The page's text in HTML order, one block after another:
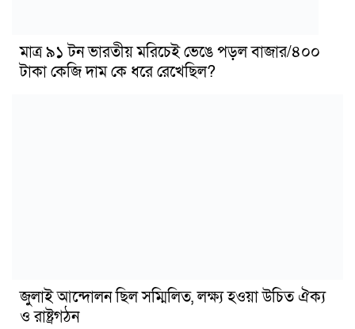
মাত্র ৯১ টন ভারতীয় মরিচেই ভেঙে পড়ল বাজার/৪০০
টাকা কেজি দাম কে ধরে রেখেছিল?
জুলাই আন্দোলন ছিল সম্মিলিত, লক্ষ্য হওয়া উচিত ঐক্য
ও রাষ্ট্রগঠন